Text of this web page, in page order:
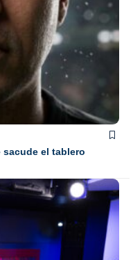
sacude el tablero